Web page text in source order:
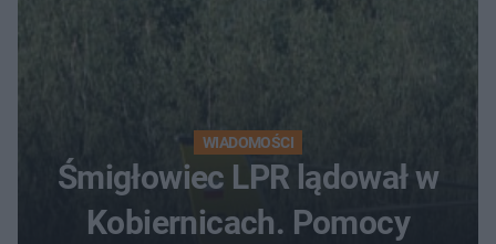
WIADOMOŚCI
Śmigłowiec LPR lądował w
Kobiernicach. Pomocy